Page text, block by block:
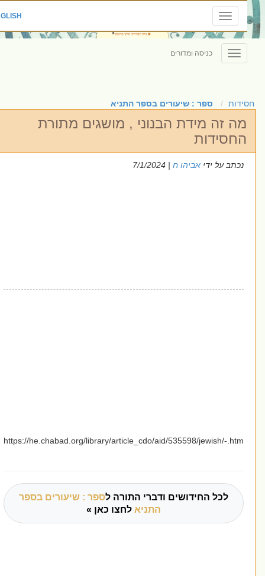
Toggle
navigation
ENGLISH
|
Toggle
navigation
כניסה ומדורים
ספר : שיעורים בספר התניא
מה זה מידת הבנוני , מושגים מתורת
החסידות
נכתב על ידיאביהו ח| 7/1/2024
https://he.chabad.org/library/article_cdo/aid/535598/jewish/-.htm
לכל החידושים ודברי התורה לספר : שיעורים בספר
התניאלחצו כאן »